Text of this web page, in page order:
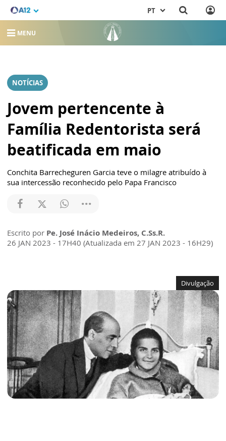
PT
MENU
NOTÍCIAS
Jovem pertencente à
Família Redentorista será
beatificada em maio
Conchita Barrecheguren Garcia teve o milagre atribuído à
sua intercessão reconhecido pelo Papa Francisco
Escrito por Pe. José Inácio Medeiros, C.Ss.R.
26 JAN 2023 - 17H40 (Atualizada em 27 JAN 2023 - 16H29)
Divulgação